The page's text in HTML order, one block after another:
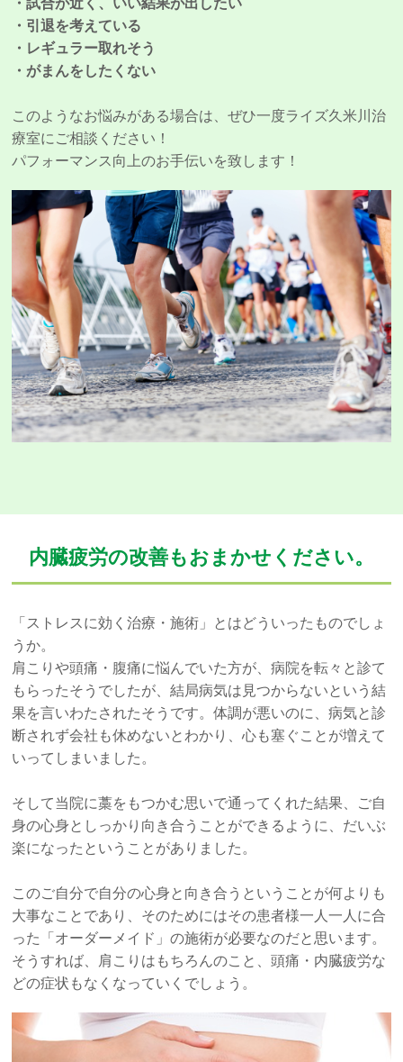
・引退を考えている
・レギュラー取れそう
・がまんをしたくない
このようなお悩みがある場合は、ぜひ一度ライズ久米川治
療室にご相談ください！
パフォーマンス向上のお手伝いを致します！
内臓疲労の改善もおまかせください。
「ストレスに効く治療・施術」とはどういったものでしょ
うか。
肩こりや頭痛・腹痛に悩んでいた方が、病院を転々と診て
もらったそうでしたが、結局病気は見つからないという結
果を言いわたされたそうです。体調が悪いのに、病気と診
断されず会社も休めないとわかり、心も塞ぐことが増えて
いってしまいました。
そして当院に藁をもつかむ思いで通ってくれた結果、ご自
身の心身としっかり向き合うことができるように、だいぶ
楽になったということがありました。
このご自分で自分の心身と向き合うということが何よりも
大事なことであり、そのためにはその患者様一人一人に合
った「オーダーメイド」の施術が必要なのだと思います。
そうすれば、肩こりはもちろんのこと、頭痛・内臓疲労な
どの症状もなくなっていくでしょう。